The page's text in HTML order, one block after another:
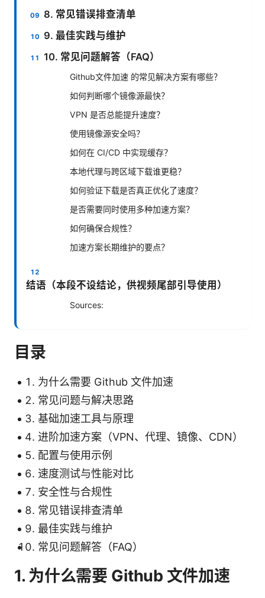
8. 常见错误排查清单
9. 最佳实践与维护
10. 常见问题解答（FAQ）
Github文件加速 的常见解决方案有哪些？
如何判断哪个镜像源最快？
VPN 是否总能提升速度？
使用镜像源安全吗？
如何在 CI/CD 中实现缓存？
本地代理与跨区域下载谁更稳？
如何验证下载是否真正优化了速度？
是否需要同时使用多种加速方案？
如何确保合规性？
加速方案长期维护的要点？
结语（本段不设结论，供视频尾部引导使用）
Sources:
目录
为什么需要 Github 文件加速
常见问题与解决思路
基础加速工具与原理
进阶加速方案（VPN、代理、镜像、CDN）
配置与使用示例
速度测试与性能对比
安全性与合规性
常见错误排查清单
最佳实践与维护
常见问题解答（FAQ）
1. 为什么需要 Github 文件加速